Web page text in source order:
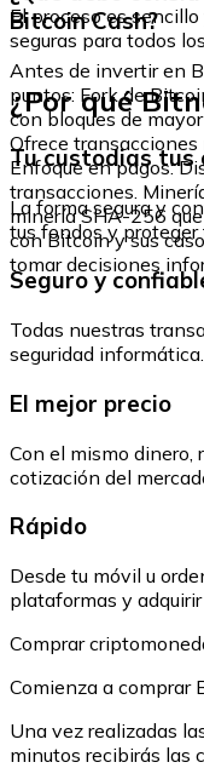
El proceso es
seguras para todos
Bitcoin Cash?
Antes de invertir en
puntos: Fork de
con bloques de
Ofrece
Enfoque en pagos:
transacciones.
minería SHA-256
con Bitcoin y sus
tomar decisiones
¿Por qué
Tu custodias tus
La forma segura y
tus fondos y
Seguro y
Todas nuestras
seguridad informática.
El mejor precio
Con el mismo dinero,
cotización del
Rápido
Desde tu móvil u
plataformas y adquirir
Comprar
Comienza a comprar
Una vez realizadas
minutos recibirás las